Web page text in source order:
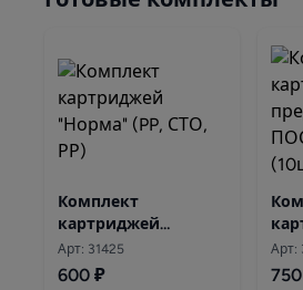
Комплект
картриджей
"Норма" (PP, СТО, РР)
Арт: 31425
600 ₽
Арт: